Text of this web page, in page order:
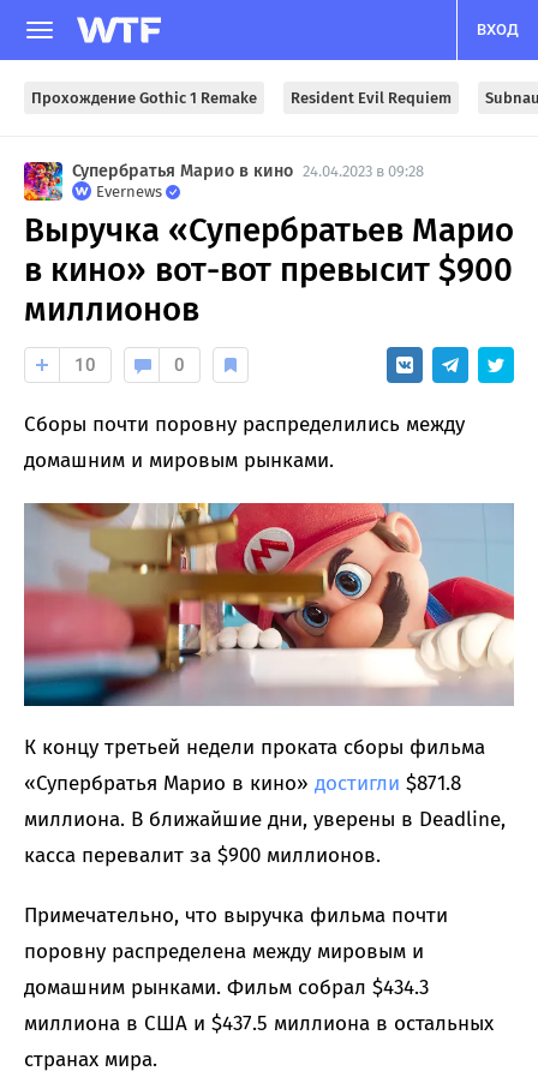
ВХОД
Прохождение Gothic 1 Remake Resident Evil Requiem
Супербратья Марио в кино 24.04.2023 в 09:28
Evernews
Выручка «Супербратьев Марио
в кино» вот-вот превысит $900
миллионов
10 0
Сборы почти поровну распределились между
домашним и мировым рынками.
К концу третьей недели проката сборы фильма
«Супербратья Марио в кино» достигли $871.8
миллиона. В ближайшие дни, уверены в Deadline,
касса перевалит за $900 миллионов.
Примечательно, что выручка фильма почти
поровну распределена между мировым и
домашним рынками. Фильм собрал $434.3
миллиона в США и $437.5 миллиона в остальных
странах мира.